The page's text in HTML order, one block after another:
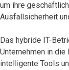
um ihre
Ausfallsicherheit
Das hybride IT-
Unternehmen in die
intelligente Tools